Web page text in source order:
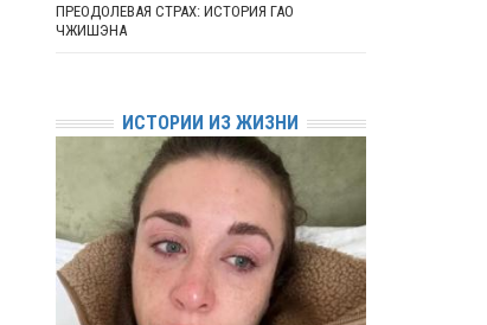
ПРЕОДОЛЕВАЯ СТРАХ: ИСТОРИЯ ГАО
ЧЖИШЭНА
ИСТОРИИ ИЗ ЖИЗНИ